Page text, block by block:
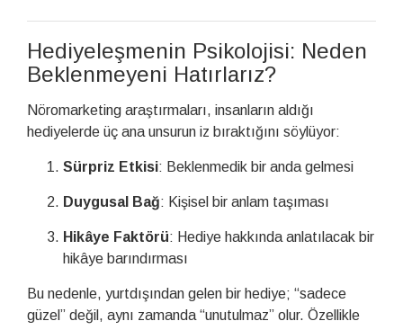
Hediyeleşmenin Psikolojisi: Neden
Beklenmeyeni Hatırlarız?
Nöromarketing araştırmaları, insanların aldığı
hediyelerde üç ana unsurun iz bıraktığını söylüyor:
Sürpriz Etkisi: Beklenmedik bir anda gelmesi
Duygusal Bağ: Kişisel bir anlam taşıması
Hikâye Faktörü: Hediye hakkında anlatılacak bir
hikâye barındırması
Bu nedenle, yurtdışından gelen bir hediye; “sadece
güzel” değil, aynı zamanda “unutulmaz” olur. Özellikle